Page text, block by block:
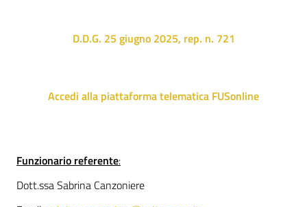
D.D.G. 25 giugno 2025, rep. n. 721
Accedi alla piattaforma telematica FUSonline
Funzionario referente:
Dott.ssa Sabrina Canzoniere